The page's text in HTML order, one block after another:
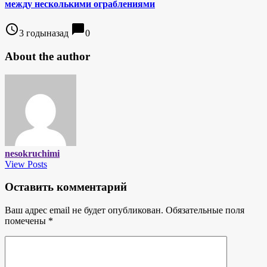
между несколькими ограблениями
access_time3 годыназад chat_bubble0
About the author
nesokruchimi
View Posts
Оставить комментарий
Ваш адрес email не будет опубликован. Обязательные поля
помечены *